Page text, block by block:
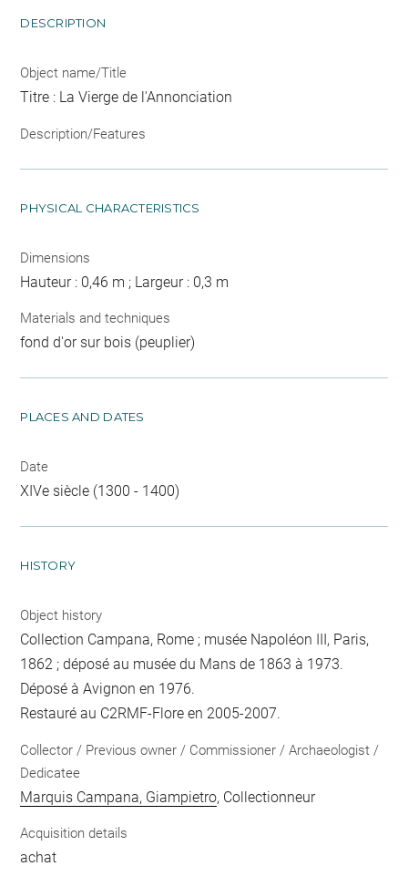
DESCRIPTION
Object name/Title
Titre : La Vierge de l'Annonciation
Description/Features
PHYSICAL CHARACTERISTICS
Dimensions
Hauteur : 0,46 m ; Largeur : 0,3 m
Materials and techniques
fond d'or sur bois (peuplier)
PLACES AND DATES
Date
XIVe siècle (1300 - 1400)
HISTORY
Object history
Collection Campana, Rome ; musée Napoléon III, Paris,
1862 ; déposé au musée du Mans de 1863 à 1973.
Déposé à Avignon en 1976.
Restauré au C2RMF-Flore en 2005-2007.
Collector / Previous owner / Commissioner / Archaeologist /
Dedicatee
Marquis Campana, Giampietro, Collectionneur
Acquisition details
achat